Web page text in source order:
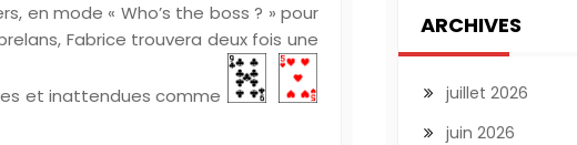
en mode « Who’s the boss ? » pour
Fabrice trouvera deux fois une
et inattendues comme
ARCHIVES
juillet 2026
juin 2026